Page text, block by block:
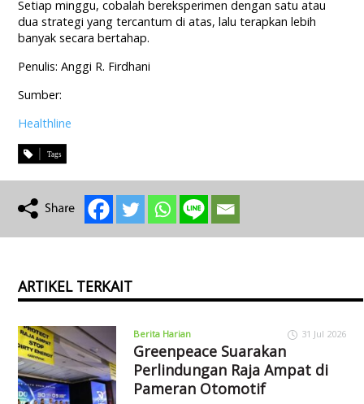
Setiap minggu, cobalah bereksperimen dengan satu atau
dua strategi yang tercantum di atas, lalu terapkan lebih
banyak secara bertahap.
Penulis: Anggi R. Firdhani
Sumber:
Healthline
ARTIKEL TERKAIT
Berita Harian 31 Jul 2026
Greenpeace Suarakan
Perlindungan Raja Ampat di
Pameran Otomotif